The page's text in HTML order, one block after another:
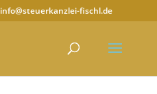
info@steuerkanzlei-fischl.de